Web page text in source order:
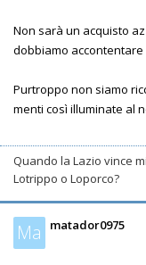
Non sarà un acquisto
dobbiamo
Purtroppo non siamo
menti così illuminate al
Quando la Lazio vince
Lotrippo o Loporco?
Ma matador0975